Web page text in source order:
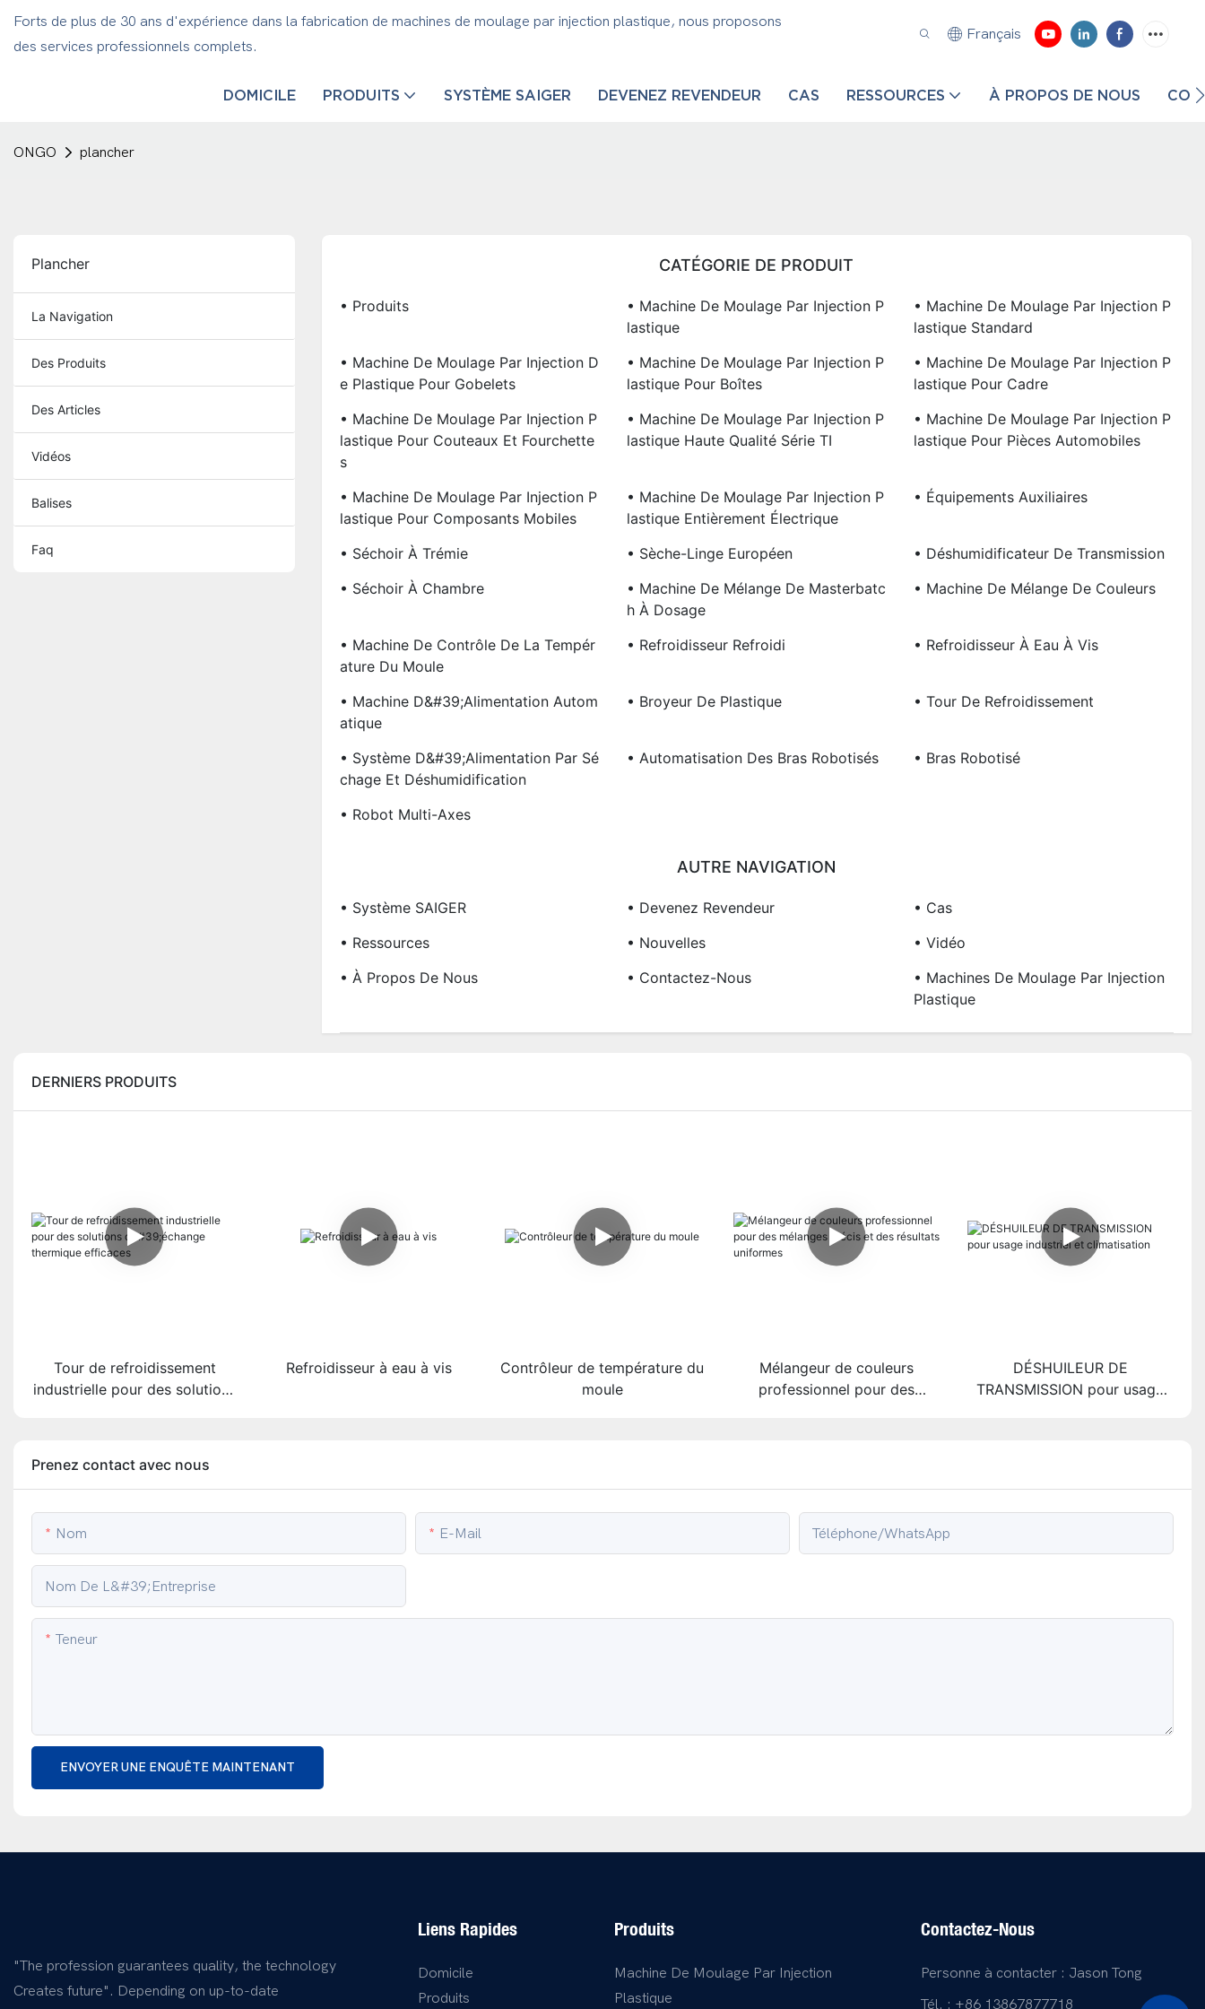
Forts de plus de 30 ans d'expérience dans la fabrication de machines de moulage par injection plastique, nous proposons
des services professionnels complets.
Français
DOMICILE PRODUITS SYSTÈME SAIGER DEVENEZ REVENDEUR CAS RESSOURCES À PROPOS DE NOUS
ONGO plancher
Plancher
La Navigation
Des Produits
Des Articles
Vidéos
Balises
Faq
CATÉGORIE DE PRODUIT
• Produits
• Machine De Moulage Par Injection P
Lastique
• Machine De Moulage Par Injection P
Lastique Standard
• Machine De Moulage Par Injection D
E Plastique Pour Gobelets
• Machine De Moulage Par Injection P
Lastique Pour Boîtes
• Machine De Moulage Par Injection P
Lastique Pour Cadre
• Machine De Moulage Par Injection P
Lastique Pour Couteaux Et Fourchette
S
• Machine De Moulage Par Injection P
Lastique Haute Qualité Série TI
• Machine De Moulage Par Injection P
Lastique Pour Pièces Automobiles
• Machine De Moulage Par Injection P
Lastique Pour Composants Mobiles
• Machine De Moulage Par Injection P
Lastique Entièrement Électrique
• Équipements Auxiliaires
• Séchoir À Trémie • Sèche-Linge Européen
• Déshumidificateur De Transmission
• Séchoir À Chambre
• Machine De Mélange De Masterbatc
H À Dosage
• Machine De Mélange De Couleurs
• Machine De Contrôle De La Tempér
Ature Du Moule
• Refroidisseur Refroidi • Refroidisseur À Eau À Vis
• Machine D&#39;alimentation Autom
Atique
• Broyeur De Plastique • Tour De Refroidissement
• Système D&#39;alimentation Par Sé
Chage Et Déshumidification
• Automatisation Des Bras Robotisés • Bras Robotisé
• Robot Multi-Axes
AUTRE NAVIGATION
• Système SAIGER • Devenez Revendeur
• Cas
• Ressources
• Nouvelles
• Vidéo
• À Propos De Nous
• Contactez-Nous
• Machines De Moulage Par Injection
Plastique
DERNIERS PRODUITS
Tour de refroidissement
industrielle pour des solutions
Refroidisseur à eau à vis
Contrôleur de température du
moule
Mélangeur de couleurs
professionnel pour des
DÉSHUILEUR DE
TRANSMISSION pour usage
Prenez contact avec nous
Nom E-Mail Téléphone/WhatsApp
Nom De L&#39;entreprise
Teneur
ENVOYER UNE ENQUÊTE MAINTENANT
"The profession guarantees quality, the technology
Creates future". Depending on up-to-date
Liens Rapides
Domicile
Produits
Produits
Machine De Moulage Par Injection
Plastique
Contactez-Nous
Personne à contacter : Jason Tong
Tél. : +86 13867877718